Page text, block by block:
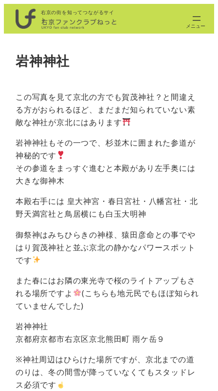
を
右京の街を知ってつながるサイ
ト
岩神神社
この写真を見て京北の方でも賀茂神社？と間違え
る方がおられるほど、まだまだ知られていない素
敵な神社が京北にはあります
岩神神社もその一つで、杉並木に囲まれた参道が
神秘的です
その参道をまっすぐ進むと本殿があり左手奥には
大きな御神木
本殿右手には 皇大神宮・春日宮社・八幡宮社・北
野天満宮社と鳥居横にも白玉大明神
御祭神はみちひらきの神様、猿田彦命との事でや
はり賀茂神社と並ぶ京北の静かなパワースポット
です
また春にはお隣の東光寺で桜のライトアップもさ
れる場所ですよ
(こちらも地元民でもほぼ知られ
ていませんでした)
岩神神社
京都府京都市右京区京北熊田町 雨ケ岳９
※神社周辺はひらけた場所ですが、京北までの道
のりは、冬の間雪が降っていなくてもスタッドレ
ス必須です